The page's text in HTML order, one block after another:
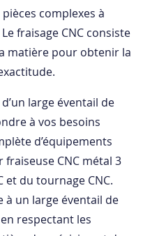
complexes à
fraisage CNC consiste
matière pour obtenir la
large éventail de
à vos besoins
d’équipements
fraiseuse CNC métal 3
et du tournage CNC.
à un large éventail de
respectant les